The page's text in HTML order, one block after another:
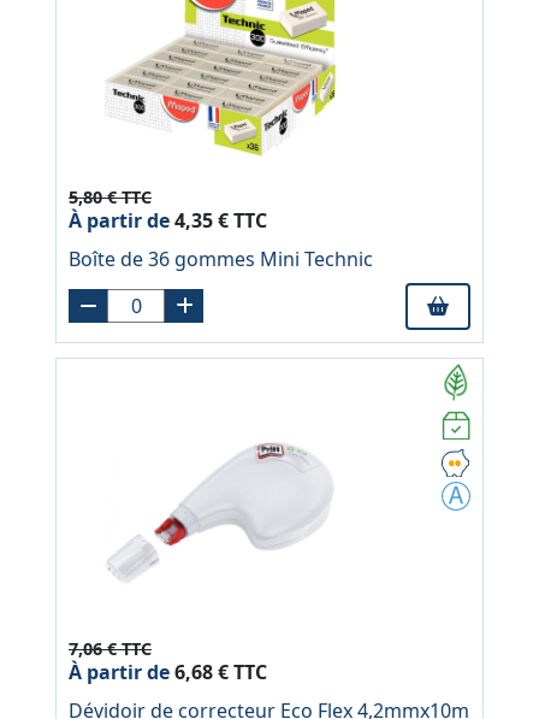
5,80 € TTC
À partir de4,35 € TTC
Boîte de 36 gommes Mini Technic
7,06 € TTC
À partir de6,68 € TTC
Dévidoir de correcteur Eco Flex 4,2mmx10m